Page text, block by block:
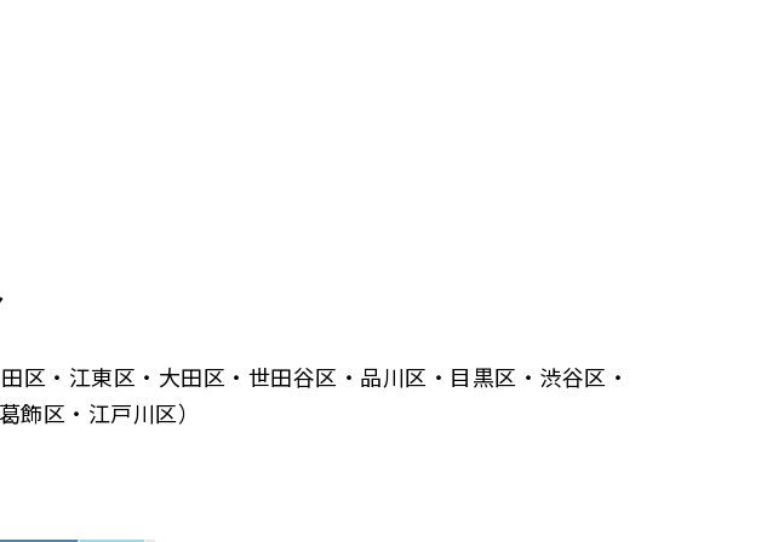
・江東区・大田区・世田谷区・品川区・目黒区・渋谷区・
区・江戸川区）